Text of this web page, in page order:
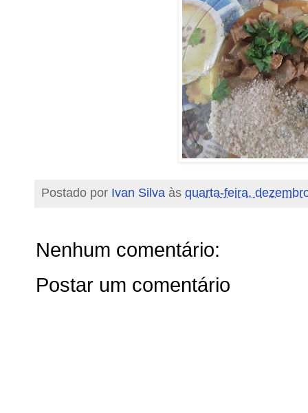
Postado por Ivan Silva às quarta-feira,
Nenhum comentário:
Postar um comentário